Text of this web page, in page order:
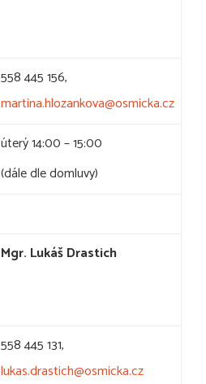
558 445 156,
martina.hlozankova@osmicka.cz
úterý 14:00 – 15:00
(dále dle domluvy)
Mgr. Lukáš Drastich
558 445 131,
lukas.drastich@osmicka.cz